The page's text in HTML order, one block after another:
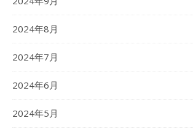
2024年8月
2024年7月
2024年6月
2024年5月